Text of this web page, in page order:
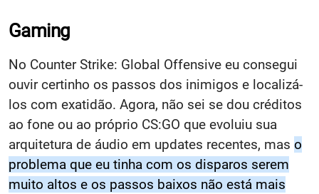
Gaming
No Counter Strike: Global Offensive eu consegui
ouvir certinho os passos dos inimigos e localizá-
los com exatidão. Agora, não sei se dou créditos
ao fone ou ao próprio CS:GO que evoluiu sua
arquitetura de áudio em updates recentes, mas o
problema que eu tinha com os disparos serem
muito altos e os passos baixos não está mais